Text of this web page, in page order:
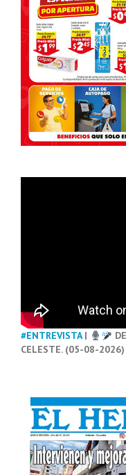
#ENTREVISTA|
CELESTE. (05-08-2026)